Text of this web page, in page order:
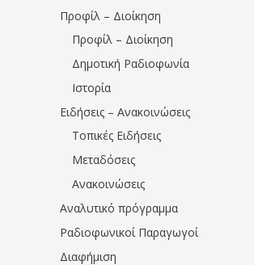
Προφίλ – Διοίκηση
Προφίλ – Διοίκηση
Δημοτική Ραδιοφωνία
Ιστορία
Ειδήσεις – Ανακοινώσεις
Τοπικές Ειδήσεις
Μεταδόσεις
Ανακοινώσεις
Αναλυτικό πρόγραμμα
Ραδιοφωνικοί Παραγωγοί
Διαφήμιση